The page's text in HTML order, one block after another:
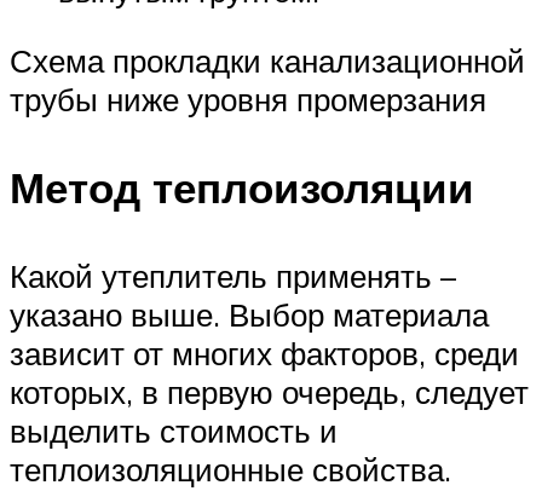
Схема прокладки канализационной
трубы ниже уровня промерзания
Метод теплоизоляции
Какой утеплитель применять –
указано выше. Выбор материала
зависит от многих факторов, среди
которых, в первую очередь, следует
выделить стоимость и
теплоизоляционные свойства.